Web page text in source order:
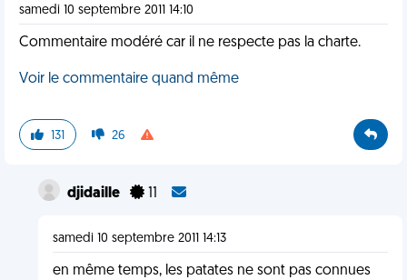
samedi 10 septembre 2011 14:10
Commentaire modéré car il ne respecte pas la charte.
Voir le commentaire quand même
131 26
djidaille 11
samedi 10 septembre 2011 14:13
en même temps, les patates ne sont pas connues